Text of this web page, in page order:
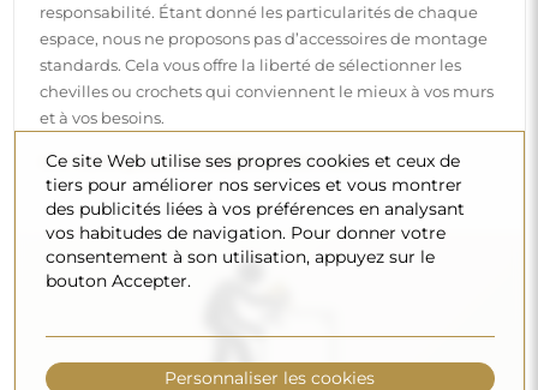
Nettoyage et entretien
Pour maintenir un éclat optimal, il suffit d’un chiffon en
microfibre et d’eau chaude. Si vous optez pour des
produits spécifiques, veillez à ce qu’ils aient un pH neutre
vinaigre, de l’ammoniaque ou des acides forts – cela
permettra de conserver un beau reflet pendant de
nombreuses années.
Voulez-vous en savoir plus ?
Ce site Web utilise ses propres cookies et ceux de
tiers pour améliorer nos services et vous montrer
des publicités liées à vos préférences en analysant
vos habitudes de navigation. Pour donner votre
consentement à son utilisation, appuyez sur le
bouton Accepter.
Personnaliser les cookies